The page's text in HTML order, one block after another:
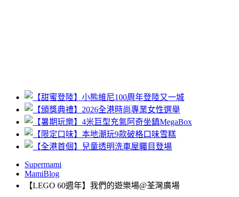
Supermami
MamiBlog
【LEGO 60週年】我們的遊樂場@荃灣廣場